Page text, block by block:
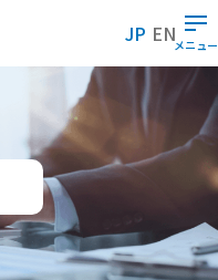
JP ENメニュー